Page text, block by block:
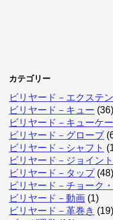
カテゴリー
ビリヤード－エクステ
ビリヤード－キュー (36)
ビリヤード－キューケ
ビリヤード－グローブ
ビリヤード－シャフト
ビリヤード－ジョイン
ビリヤード－タップ(48)
ビリヤード－チョーク
ビリヤード－動画 (1)
ビリヤード－革巻き (19)